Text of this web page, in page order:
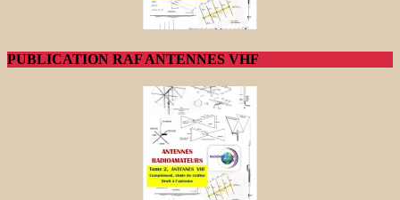
PUBLICATION RAF ANTENNES VHF